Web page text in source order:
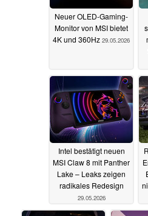
Neuer OLED-Gaming-
Monitor von MSI bietet
4K und 360Hz 29.05.2026
Intel bestätigt neuen
MSI Claw 8 mit Panther
Lake – Leaks zeigen
radikales Redesign
29.05.2026